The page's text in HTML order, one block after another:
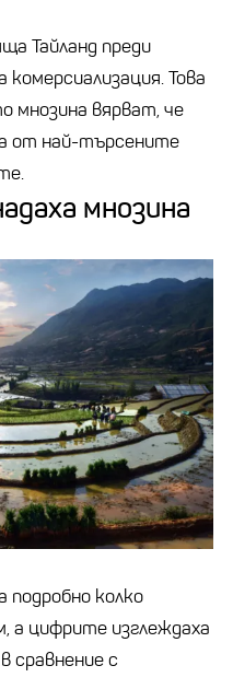
Тайланд преди
Това
мнозина вярват, че
от най-търсените
мнозина
подробно колко
а цифрите изглеждаха
сравнение с